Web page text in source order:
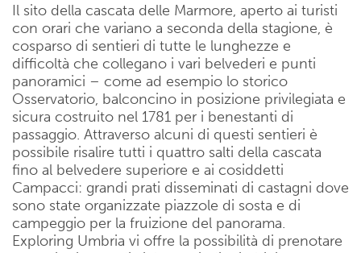
Il sito della cascata delle Marmore, aperto ai turisti
con orari che variano a seconda della stagione, è
cosparso di sentieri di tutte le lunghezze e
difficoltà che collegano i vari belvederi e punti
panoramici – come ad esempio lo storico
Osservatorio, balconcino in posizione privilegiata e
sicura costruito nel 1781 per i benestanti di
passaggio. Attraverso alcuni di questi sentieri è
possibile risalire tutti i quattro salti della cascata
fino al belvedere superiore e ai cosiddetti
Campacci: grandi prati disseminati di castagni dove
sono state organizzate piazzole di sosta e di
campeggio per la fruizione del panorama.
Exploring Umbria vi offre la possibilità di prenotare